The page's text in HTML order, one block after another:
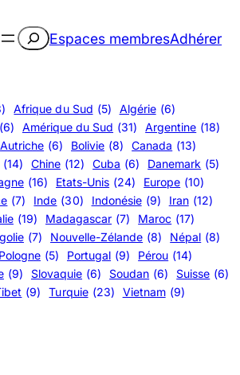
Rechercher
Espaces membresAdhérer
Afrique du Sud (5) Algérie (6)
(6) Amérique du Sud (31) Argentine (18)
Autriche (6) Bolivie (8) Canada (13)
(14) Chine (12) Cuba (6) Danemark (5)
(16) Etats-Unis (24) Europe (10)
(7) Inde (30) Indonésie (9) Iran (12)
(19) Madagascar (7) Maroc (17)
(7) Nouvelle-Zélande (8) Népal (8)
Pologne (5) Portugal (9) Pérou (14)
(9) Slovaquie (6) Soudan (6) Suisse (6)
(9) Turquie (23) Vietnam (9)